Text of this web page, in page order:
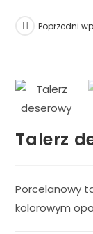
Poprzedni
Talerz
Porcelanowy
kolorowym